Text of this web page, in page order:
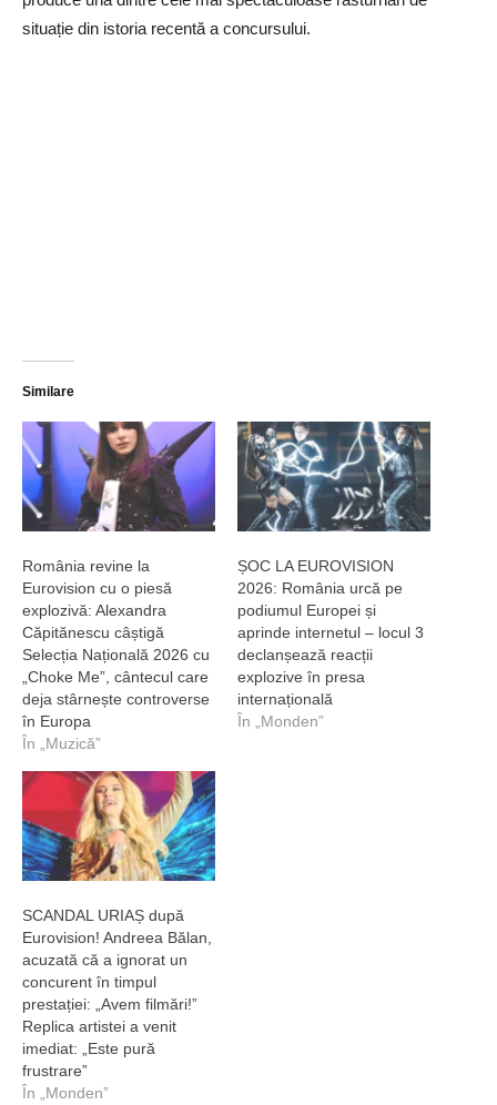
situație din istoria recentă a concursului.
Similare
România revine la
Eurovision cu o piesă
explozivă: Alexandra
Căpitănescu câștigă
Selecția Națională 2026 cu
„Choke Me”, cântecul care
deja stârnește controverse
în Europa
În „Muzică”
ȘOC LA EUROVISION
2026: România urcă pe
podiumul Europei și
aprinde internetul – locul 3
declanșează reacții
explozive în presa
internațională
În „Monden”
SCANDAL URIAȘ după
Eurovision! Andreea Bălan,
acuzată că a ignorat un
concurent în timpul
prestației: „Avem filmări!”
Replica artistei a venit
imediat: „Este pură
frustrare”
În „Monden”